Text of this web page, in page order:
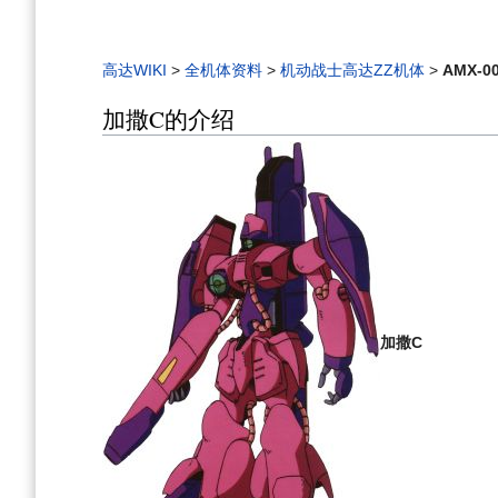
高达WIKI > 全机体资料 > 机动战士高达ZZ机体 > AMX-
加撒C的介绍
加撒C